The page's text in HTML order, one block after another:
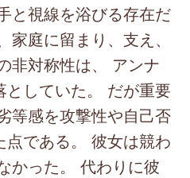
と視線を浴びる存在だ
庭に留まり、支え、
非対称性は、 アンナ
していた。 だが重要
等感を攻撃性や自己否
である。 彼女は競わ
かった。 代わりに彼